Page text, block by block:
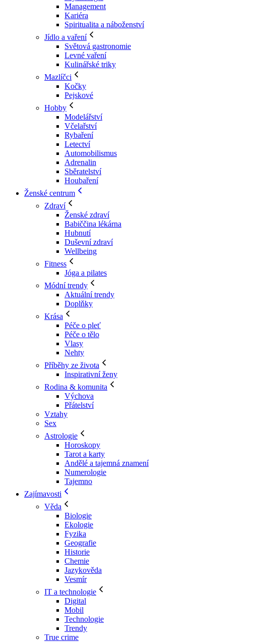
Management
Kariéra
Spiritualita a náboženství
Jídlo a vaření
Světová gastronomie
Levné vaření
Kulinářské triky
Mazlíčci
Kočky
Pejskové
Hobby
Modelářství
Včelařství
Rybaření
Letectví
Automobilismus
Adrenalin
Sběratelství
Houbaření
Ženské centrum
Zdraví
Ženské zdraví
Babiččina lékárna
Hubnutí
Duševní zdraví
Wellbeing
Fitness
Jóga a pilates
Módní trendy
Aktuální trendy
Doplňky
Krása
Péče o pleť
Péče o tělo
Vlasy
Nehty
Příběhy ze života
Inspirativní ženy
Rodina & komunita
Výchova
Přátelství
Vztahy
Sex
Astrologie
Horoskopy
Tarot a karty
Andělé a tajemná znamení
Numerologie
Tajemno
Zajímavosti
Věda
Biologie
Ekologie
Fyzika
Geografie
Historie
Chemie
Jazykověda
Vesmír
IT a technologie
Digital
Mobil
Technologie
Trendy
True crime